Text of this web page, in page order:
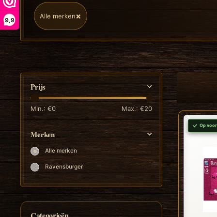
9,9 Alle merken×
Prijs
Min.: €0 Max.: €20
Merken
Alle merken
Ravensburger
Op